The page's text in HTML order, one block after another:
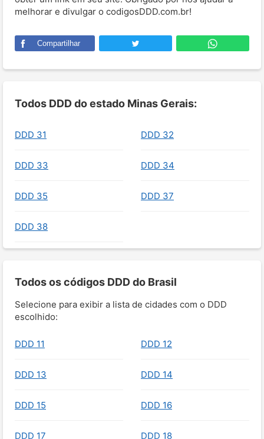
melhorar e divulgar o codigosDDD.com.br!
Compartilhar
Todos DDD do estado Minas Gerais:
DDD 31 DDD 32
DDD 33 DDD 34
DDD 35 DDD 37
DDD 38
Todos os códigos DDD do Brasil
Selecione para exibir a lista de cidades com o DDD
escolhido:
DDD 11 DDD 12
DDD 13 DDD 14
DDD 15 DDD 16
DDD 17 DDD 18